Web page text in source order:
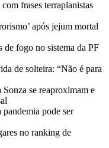
frases terraplanistas
após jejum mortal
de fogo no sistema da PF
de solteira: “Não é para
se reaproximam e
pandemia pode ser
no ranking de